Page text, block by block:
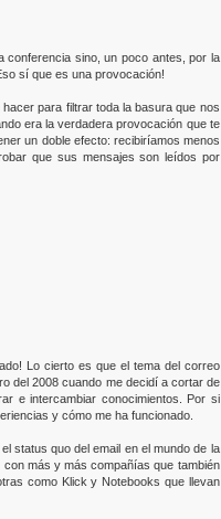
conferencia sino, un poco antes, por la
sí que es una provocación!
para filtrar toda la basura que nos
era la verdadera provocación que te
un doble efecto: recibiríamos menos
que sus mensajes son leídos por
Lo cierto es que el tema del correo
del 2008 cuando me decidí a cortar de
e intercambiar conocimientos. Por si
y cómo me ha funcionado.
status quo del email en el mundo de la
más y más compañías que también
como Klick y Notebooks que llevan